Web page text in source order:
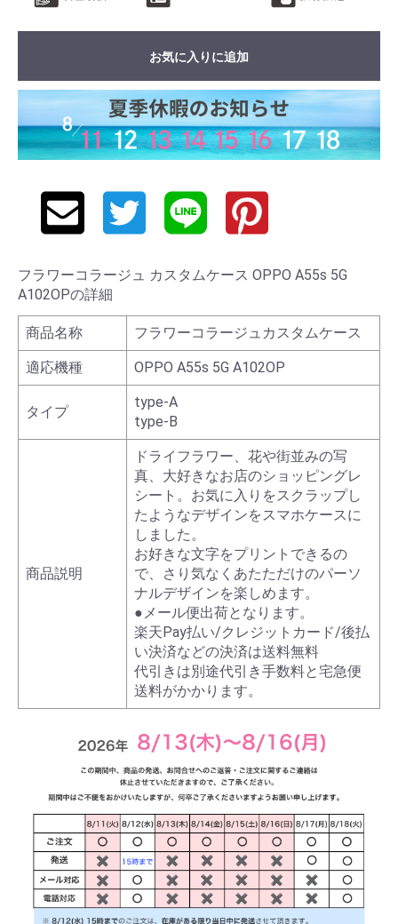
お気に入りに追加
フラワーコラージュ カスタムケース OPPO A55s 5G
A102OPの詳細
商品名称 フラワーコラージュカスタムケース
適応機種 OPPO A55s 5G A102OP
タイプ
type-A
type-B
商品説明
ドライフラワー、花や街並みの写
真、大好きなお店のショッピングレ
シート。お気に入りをスクラップし
たようなデザインをスマホケースに
しました。
お好きな文字をプリントできるの
で、さり気なくあたただけのパーソ
ナルデザインを楽しめます。
●メール便出荷となります。
楽天Pay払い/クレジットカード/後払
い決済などの決済は送料無料
代引きは別途代引き手数料と宅急便
送料がかかります。